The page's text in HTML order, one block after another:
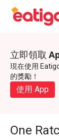
立即領取
現在使用
的獎勵！
使用 App
One